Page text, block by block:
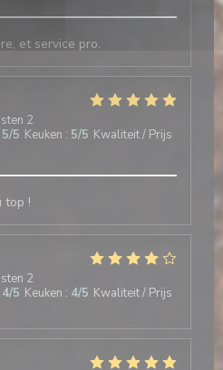
et service pro.
2
5/5 Keuken : 5/5 Kwaliteit / Prijs
top !
2
4/5 Keuken : 4/5 Kwaliteit / Prijs